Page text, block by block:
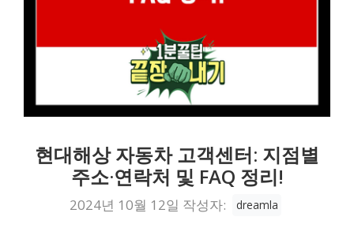
현대해상 자동차 고객센터: 지점별
주소·연락처 및 FAQ 정리!
2024년 10월 12일 작성자: dreamla